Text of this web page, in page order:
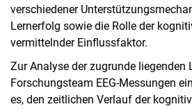
verschiedener
Lernerfolg sowie die Rolle der
vermittelnder Einflussfaktor.
Zur Analyse der zugrunde liegenden
Forschungsteam EEG-Messungen
es, den zeitlichen Verlauf der